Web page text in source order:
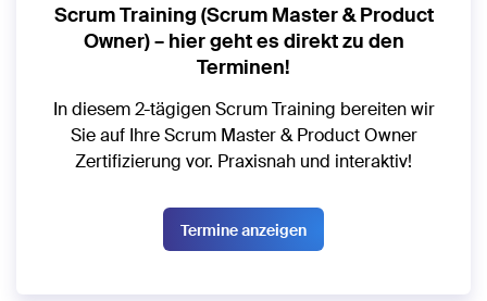
Scrum Training (Scrum Master & Product
Owner) – hier geht es direkt zu den
Terminen!
In diesem 2-tägigen Scrum Training bereiten wir
Sie auf Ihre Scrum Master & Product Owner
Zertifizierung vor. Praxisnah und interaktiv!
Termine anzeigen